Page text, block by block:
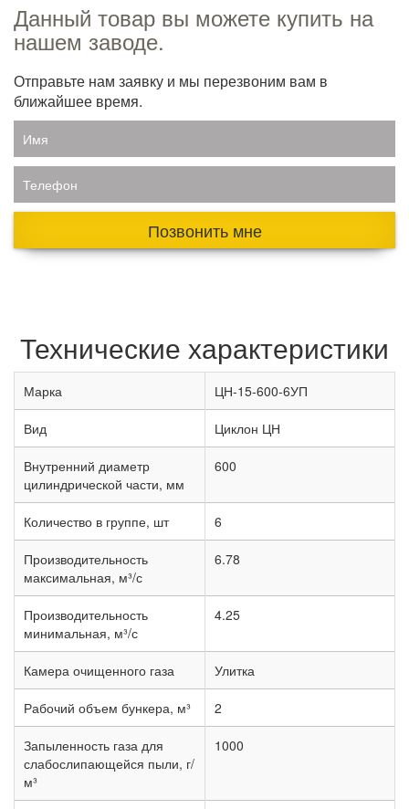
Данный товар вы можете купить на
нашем заводе.
Отправьте нам заявку и мы перезвоним вам в
ближайшее время.
Имя
Телефон
Позвонить мне
Технические характеристики
Марка ЦН-15-600-6УП
Вид Циклон ЦН
Внутренний диаметр
цилиндрической части, мм
600
Количество в группе, шт 6
Производительность
максимальная, м³/с
6.78
Производительность
минимальная, м³/с
4.25
Камера очищенного газа Улитка
Рабочий объем бункера, м³ 2
Запыленность газа для
слабослипающейся пыли, г/
м³
1000